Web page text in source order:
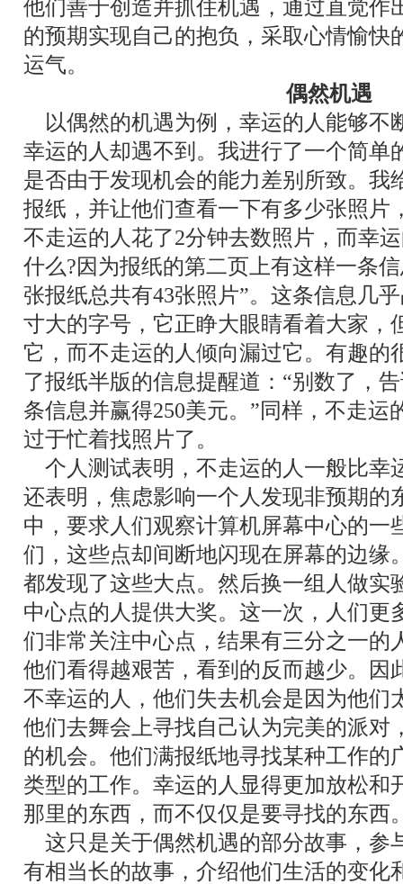
他们善于创造并抓住机遇，通过直觉作
的预期实现自己的抱负，采取心情愉快
运气。
偶然机遇
以偶然的机遇为例，幸运的人能够不
幸运的人却遇不到。我进行了一个简单
是否由于发现机会的能力差别所致。我
报纸，并让他们查看一下有多少张照片
不走运的人花了2分钟去数照片，而幸
什么?因为报纸的第二页上有这样一条
张报纸总共有43张照片”。这条信息几
寸大的字号，它正睁大眼睛看着大家，
它，而不走运的人倾向漏过它。有趣的
了报纸半版的信息提醒道： “别数了，
条信息并赢得250美元。 ”同样，不走运
过于忙着找照片了。
个人测试表明，不走运的人一般比幸
还表明，焦虑影响一个人发现非预期的
中，要求人们观察计算机屏幕中心的一
们，这些点却间断地闪现在屏幕的边缘
都发现了这些大点。然后换一组人做实
中心点的人提供大奖。这一次，人们更
们非常关注中心点，结果有三分之一的
他们看得越艰苦，看到的反而越少。因
不幸运的人，他们失去机会是因为他们
他们去舞会上寻找自己认为完美的派对
的机会。他们满报纸地寻找某种工作的
类型的工作。幸运的人显得更加放松和
那里的东西，而不仅仅是要寻找的东西
这只是关于偶然机遇的部分故事，参
有相当长的故事，介绍他们生活的变化